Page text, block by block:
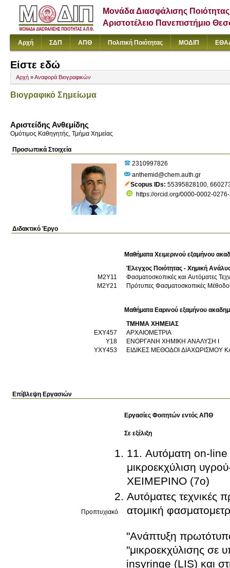
Μονάδα Διασφάλισης Ποιότητας
Αριστοτέλειο Πανεπιστήμιο
Αρχή ΣΔΠ ΑΠΘ Πολιτική Ποιότητας ΜΟΔΙΠ
Είστε εδώ
Αρχή »Αναφορά Βιογραφικών
Βιογραφικό Σημείωμα
Αριστείδης Ανθεμίδης
Ομότιμος Καθηγητής, Τμήμα Χημείας
Προσωπικά Στοιχεία
2310997826
anthemid@chem.auth.gr
Scopus IDs 55395828100,
https://orcid.org/0000-0002-
Διδακτικό Έργο
Μαθήματα Χειμερινού εξαμήνου
Έλεγχος Ποιότητας - Χημική
Μ2Υ11
Φασματοσκοπικές και Αυτόματες
Μ2Υ21
Πρότυπες Φασματοσκοπικές
Μαθήματα Εαρινού εξαμήνου
ΤΜΗΜΑ ΧΗΜΕΙΑΣ
ΕΧΥ457
ΑΡΧΑΙΟΜΕΤΡΙΑ
Υ18
ΕΝΟΡΓΑΝΗ ΧΗΜΙΚΗ ΑΝΑΛΥΣΗ Ι
ΥΧΥ453
ΕΙΔΙΚΕΣ ΜΕΘΟΔΟΙ ΔΙΑΧΩΡΙΣΜΟΥ
Επίβλεψη Εργασιών
Εργασίες Φοιτητών εντός ΑΠΘ
Σε εξέλιξη
Προπτυχιακό
11. Αυτόματη on-line
μικροεκχύλιση
ΧΕΙΜΕΡΙΝΟ (7ο)
Αυτόματες τεχνικές
ατομική
"Ανάπτυξη
"μικροεκχύλισης σε
insyringe (LIS) και